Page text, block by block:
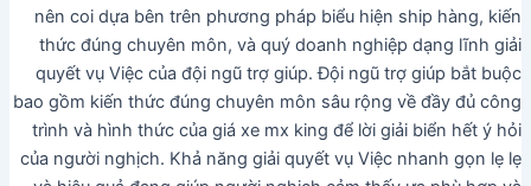
nên coi dựa bên trên phương pháp biểu hiện ship hàng, kiến
thức đúng chuyên môn, và quý doanh nghiệp dạng lĩnh giải
quyết vụ Việc của đội ngũ trợ giúp. Đội ngũ trợ giúp bắt buộc
bao gồm kiến thức đúng chuyên môn sâu rộng về đầy đủ công
trình và hình thức của giá xe mx king để lời giải biển hết ý hỏi
của người nghịch. Khả năng giải quyết vụ Việc nhanh gọn lẹ lẹ